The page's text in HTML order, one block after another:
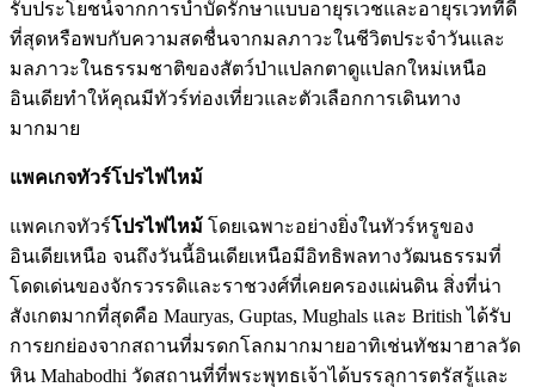
รับประโยชน์จากการบำบัดรักษาแบบอายุรเวชและอายุรเวทที่ดี
ที่สุดหรือพบกับความสดชื่นจากมลภาวะในชีวิตประจำวันและ
มลภาวะในธรรมชาติของสัตว์ป่าแปลกตาดูแปลกใหม่เหนือ
อินเดียทำให้คุณมีทัวร์ท่องเที่ยวและตัวเลือกการเดินทาง
มากมาย
แพคเกจทัวร์โปรไฟไหม้
แพคเกจทัวร์โปรไฟไหม้ โดยเฉพาะอย่างยิ่งในทัวร์หรูของ
อินเดียเหนือ จนถึงวันนี้อินเดียเหนือมีอิทธิพลทางวัฒนธรรมที่
โดดเด่นของจักรวรรดิและราชวงศ์ที่เคยครองแผ่นดิน สิ่งที่น่า
สังเกตมากที่สุดคือ Mauryas, Guptas, Mughals และ British ได้รับ
การยกย่องจากสถานที่มรดกโลกมากมายอาทิเช่นทัชมาฮาลวัด
หิน Mahabodhi วัดสถานที่ที่พระพุทธเจ้าได้บรรลุการตรัสรู้และ